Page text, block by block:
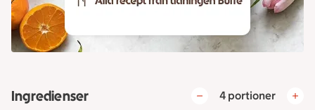
Ingredienser
4 portioner